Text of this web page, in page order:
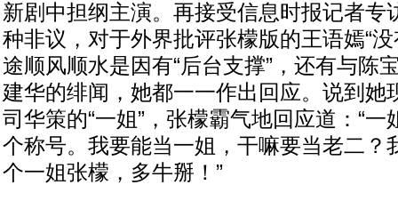
新剧中担纲主演。再接受信息时报记者专
种非议，对于外界批评张檬版的王语嫣“
途顺风顺水是因有“后台支撑”，还有与陈
建华的绯闻，她都一一作出回应。说到她
司华策的“一姐”，张檬霸气地回应道：“
个称号。我要能当一姐，干嘛要当老二？
个一姐张檬，多牛掰！”